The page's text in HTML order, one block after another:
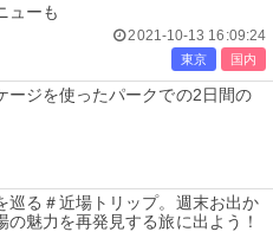
ューも
2021-10-13 16:09:24
東京 国内
ージを使ったパークでの2日間の
巡る＃近場トリップ。週末お出か
の魅力を再発見する旅に出よう！